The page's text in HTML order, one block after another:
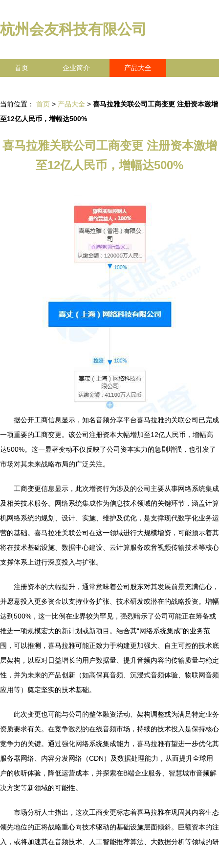
杭州会友科技有限公司
首页 企业简介 产品大全
当前位置： 首页 > 产品大全 > 喜马拉雅关联公司工商变更 注册资本激增
至12亿人民币，增幅达500%
喜马拉雅关联公司工商变更 注册资本激增
至12亿人民币，增幅达500%
据公开工商信息显示，知名音频分享平台喜马拉雅的关联公司已完成
一项重要的工商变更。该公司注册资本大幅增加至12亿人民币，增幅高
达500%。这一显著变动不仅反映了公司资本实力的急剧增强，也引发了
市场对其未来战略布局的广泛关注。
工商变更信息显示，此次增资行为涉及的公司主要从事网络系统集成
及相关技术服务。网络系统集成作为信息技术领域的关键环节，涵盖计算
机网络系统的规划、设计、实施、维护及优化，是支撑现代数字化业务运
营的基础。喜马拉雅关联公司在这一领域进行大规模增资，可能预示着其
将在技术基础设施、数据中心建设、云计算服务或音视频传输技术等核心
支撑体系上进行深度投入与扩张。
注册资本的大幅提升，通常意味着公司股东对其发展前景充满信心，
并愿意投入更多资金以支持业务扩张、技术研发或潜在的战略投资。增幅
达到500%，这一比例在业界较为罕见，强烈暗示了公司可能正在筹备或
推进一项规模宏大的新计划或新项目。结合其“网络系统集成”的业务范
围，可以推测，喜马拉雅可能正致力于构建更加强大、自主可控的技术底
层架构，以应对日益增长的用户数据量、提升音频内容的传输质量与稳定
性，并为未来的产品创新（如高保真音频、沉浸式音频体验、物联网音频
应用等）奠定坚实的技术基础。
此次变更也可能与公司的整体融资活动、架构调整或为满足特定业务
资质要求有关。在竞争激烈的在线音频市场，持续的技术投入是保持核心
竞争力的关键。通过强化网络系统集成能力，喜马拉雅有望进一步优化其
服务器网络、内容分发网络（CDN）及数据处理能力，从而提升全球用
户的收听体验，降低运营成本，并探索在B端企业服务、智慧城市音频解
决方案等新领域的可能性。
市场分析人士指出，这次工商变更标志着喜马拉雅在巩固其内容生态
领先地位的正将战略重心向技术驱动的基础设施层面倾斜。巨额资本的注
入，或将加速其在音频技术、人工智能推荐算法、大数据分析等领域的研